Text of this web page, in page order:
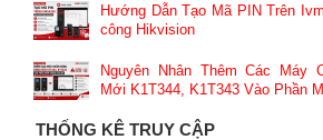
Hướng Dẫn Tạo Mã PIN Trên
công Hikvision
Nguyên Nhân Thêm Các Máy
Mới K1T344, K1T343 Vào Phần
THỐNG KÊ TRUY CẬP